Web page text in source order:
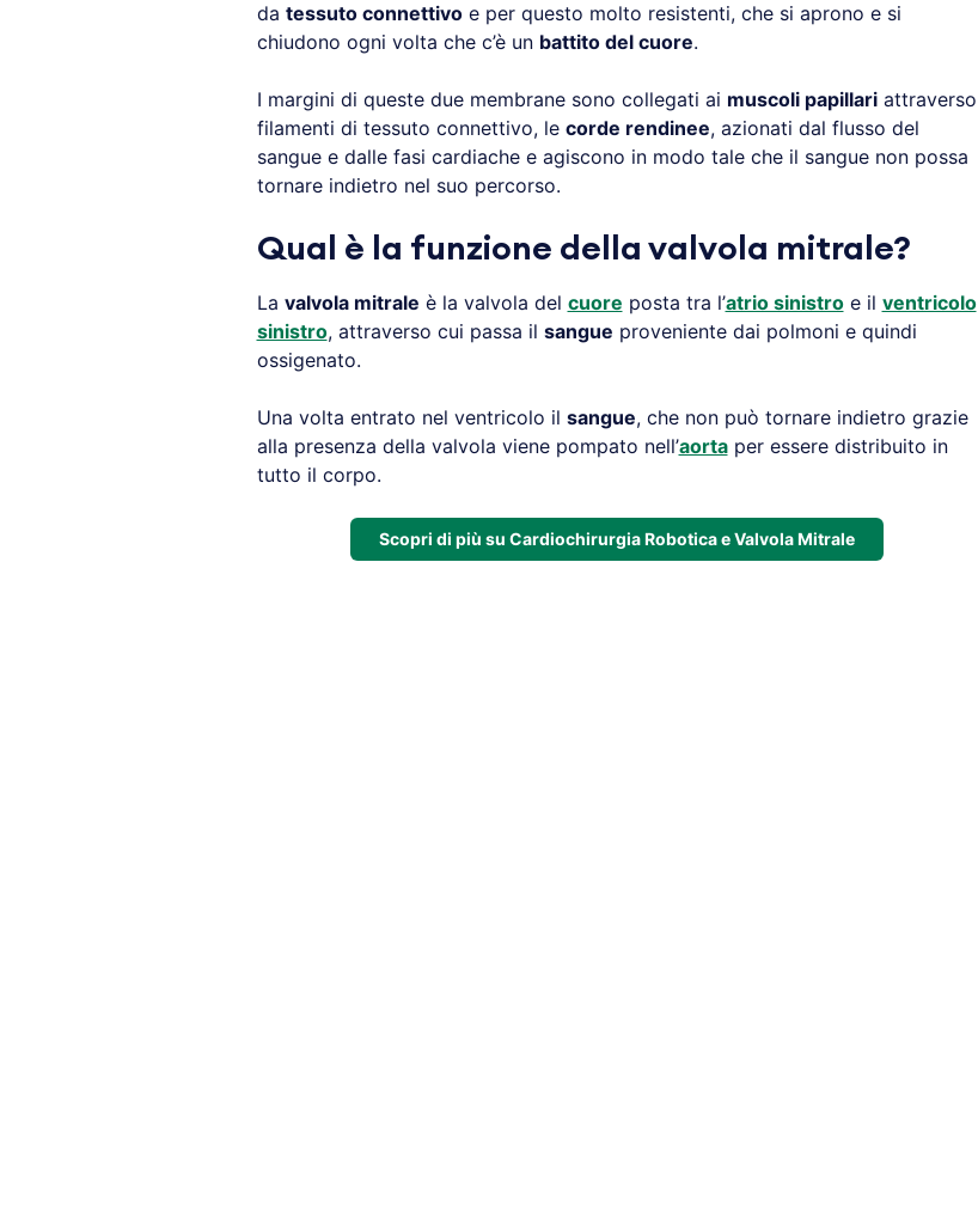
da tessuto connettivoe per questo molto resistenti, che si aprono e si
chiudono ogni volta che c’è un battito del cuore.
I margini di queste due membrane sono collegati ai muscoli papillariattraverso
filamenti di tessuto connettivo, le corde rendinee, azionati dal flusso del
sangue e dalle fasi cardiache e agiscono in modo tale che il sangue non possa
tornare indietro nel suo percorso.
Qual è la funzione della valvola mitrale?
La valvola mitrale è la valvola del cuore posta tra l’atrio sinistroe il ventricolo
sinistro, attraverso cui passa il sangue proveniente dai polmoni e quindi
ossigenato.
Una volta entrato nel ventricolo il sangue, che non può tornare indietro grazie
alla presenza della valvola viene pompato nell’aortaper essere distribuito in
tutto il corpo.
Scopri di più su Cardiochirurgia Robotica e Valvola Mitrale